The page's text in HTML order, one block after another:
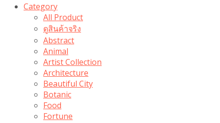
Category
All Product
ดูสินค้าจริง
Abstract
Animal
Artist Collection
Architecture
Beautiful City
Botanic
Food
Fortune